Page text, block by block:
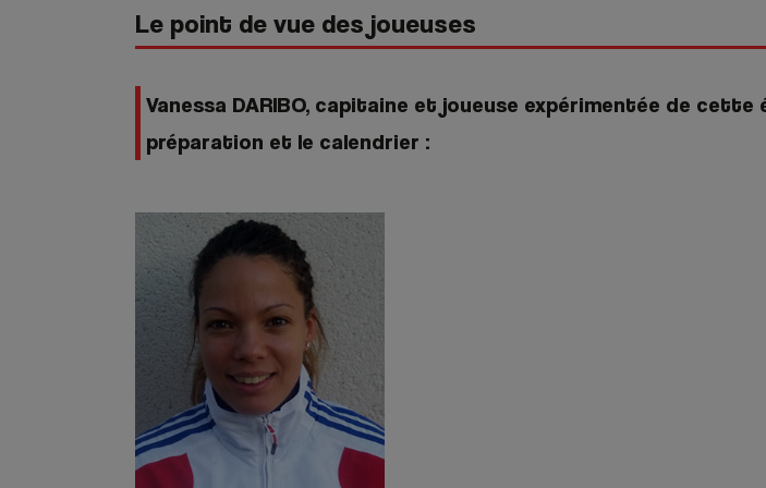
Le point de vue des joueuses
Vanessa DARIBO, capitaine et joueuse expérimentée de
préparation et le calendrier :